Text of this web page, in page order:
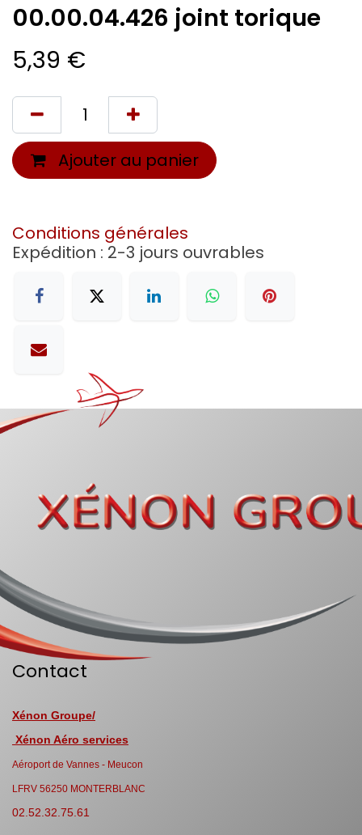
00.00.04.426 joint torique
5,39 €
Ajouter au panier
Conditions générales
Expédition : 2-3 jours ouvrables
Contact
Xénon Groupe/
Xénon Aéro services
Aéroport de Vannes - Meucon
LFRV 56250 MONTERBLANC
02.52.32.75.61